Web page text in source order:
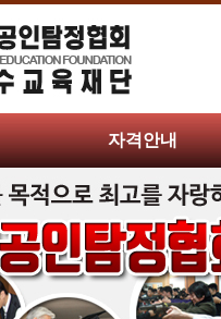
자격안내